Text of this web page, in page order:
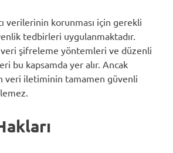
verilerinin korunması için gerekli
tedbirleri uygulanmaktadır.
şifreleme yöntemleri ve düzenli
bu kapsamda yer alır. Ancak
veri iletiminin tamamen güvenli